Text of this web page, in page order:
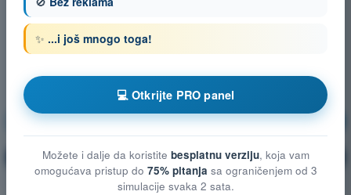
Ljudske mogucnosti Vežbanje!
🔒 PRO Objašnjenje pitanja
✨ ...i još mnogo toga!
💻 Otkrijte PRO panel
Možete i dalje da koristite besplatnu verziju, koja vam
omogućava pristup do 75% pitanja sa ograničenjem od 3
simulacije svaka 2 sata.